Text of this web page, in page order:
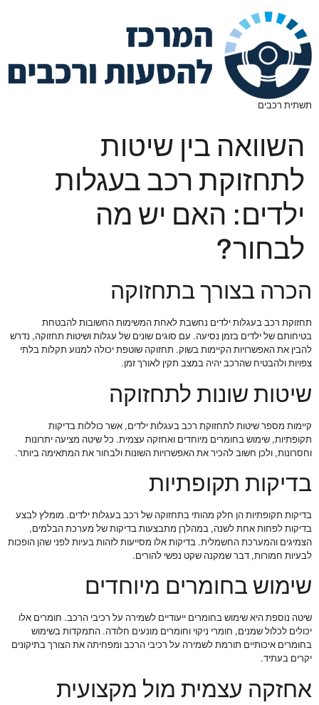
תשתית רכבים
השוואה בין שיטות
לתחזוקת רכב בעגלות
ילדים: האם יש מה
לבחור?
הכרה בצורך בתחזוקה
תחזוקת רכב בעגלות ילדים נחשבת לאחת המשימות החשובות להבטחת
בטיחותם של ילדים בזמן נסיעה. עם סוגים שונים של עגלות ושיטות תחזוקה, נדרש
להבין את האפשרויות הקיימות בשוק. תחזוקה שוטפת יכולה למנוע תקלות בלתי
צפויות ולהבטיח שהרכב יהיה במצב תקין לאורך זמן.
שיטות שונות לתחזוקה
קיימות מספר שיטות לתחזוקת רכב בעגלות ילדים, אשר כוללות בדיקות
תקופתיות, שימוש בחומרים מיוחדים ואחזקה עצמית. כל שיטה מציעה יתרונות
וחסרונות, ולכן חשוב להכיר את האפשרויות השונות ולבחור את המתאימה ביותר.
בדיקות תקופתיות
בדיקות תקופתיות הן חלק מהותי בתחזוקה של רכב בעגלות ילדים. מומלץ לבצע
בדיקות לפחות אחת לשנה, במהלךן מתבצעות בדיקות של מערכת הבלמים,
הצמיגים והמערכת החשמלית. בדיקות אלו מסייעות לזהות בעיות לפני שהן הופכות
לבעיות חמורות, דבר שמקנה שקט נפשי להורים.
שימוש בחומרים מיוחדים
שיטה נוספת היא שימוש בחומרים ייעודיים לשמירה על רכיבי הרכב. חומרים אלו
יכולים לכלול שמנים, חומרי ניקוי וחומרים מונעים חלודה. התמקדות בשימוש
בחומרים איכותיים תורמת לשמירה על רכיבי הרכב ומפחיתה את הצורך בתיקונים
יקרים בעתיד.
אחזקה עצמית מול מקצועית